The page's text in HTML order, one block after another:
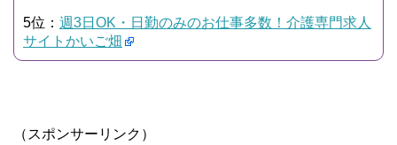
5位： 週3日OK・日勤のみのお仕事多数！介護専門求人
サイトかいご畑
（スポンサーリンク）